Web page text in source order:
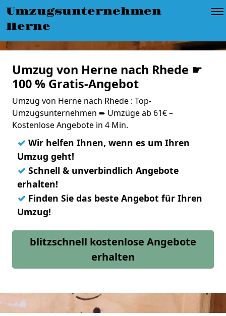
Umzugsunternehmen
Herne
Umzug von Herne nach Rhede ☛
100 % Gratis-Angebot
Umzug von Herne nach Rhede : Top-
Umzugsunternehmen ➨ Umzüge ab 61€ –
Kostenlose Angebote in 4 Min.
✓ Wir helfen Ihnen, wenn es um Ihren
Umzug geht!
✓ Schnell & unverbindlich Angebote
erhalten!
✓ Finden Sie das beste Angebot für Ihren
Umzug!
blitzschnell kostenlose Angebote
erhalten